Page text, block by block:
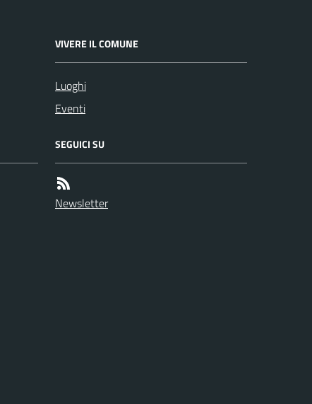
VIVERE IL COMUNE
Luoghi
Eventi
SEGUICI SU
Newsletter